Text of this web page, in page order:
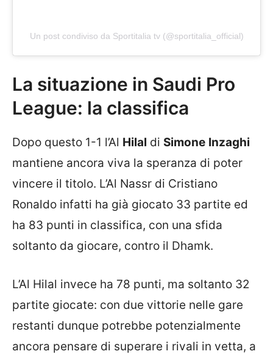
Un post condiviso da Sportitalia tv (@sportitalia_official)
La situazione in Saudi Pro
League: la classifica
Dopo questo 1-1 l’Al Hilal di Simone Inzaghi
mantiene ancora viva la speranza di poter
vincere il titolo. L’Al Nassr di Cristiano
Ronaldo infatti ha già giocato 33 partite ed
ha 83 punti in classifica, con una sfida
soltanto da giocare, contro il Dhamk.
L’Al Hilal invece ha 78 punti, ma soltanto 32
partite giocate: con due vittorie nelle gare
restanti dunque potrebbe potenzialmente
ancora pensare di superare i rivali in vetta, a